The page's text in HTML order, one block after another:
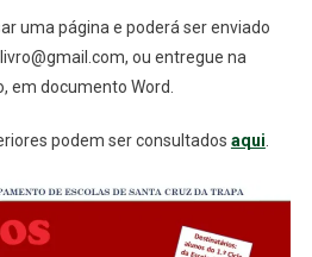
uma página e poderá ser enviado
ou entregue na
em documento Word.
podem ser consultados aqui.